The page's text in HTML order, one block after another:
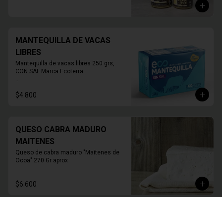
MANTEQUILLA DE VACAS
LIBRES
Mantequilla de vacas libres 250 grs,
CON SAL Marca Ecoterra
$4.800
QUESO CABRA MADURO
MAITENES
Queso de cabra maduro "Maitenes de
Ocoa" 270 Gr aprox
$6.600